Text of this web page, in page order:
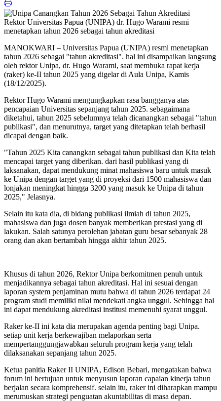
Rektor Universitas Papua (UNIPA) dr. Hugo Warami resmi
menetapkan tahun 2026 sebagai tahun akreditasi
MANOKWARI – Universitas Papua (UNIPA) resmi menetapkan
tahun 2026 sebagai "tahun akreditasi". hal ini disampaikan langsung
oleh rektor Unipa, dr. Hugo Warami, saat membuka rapat kerja
(raker) ke-II tahun 2025 yang digelar di Aula Unipa, Kamis
(18/12/2025).
Rektor Hugo Warami mengungkapkan rasa bangganya atas
pencapaian Universitas sepanjang tahun 2025. sebagaimana
diketahui, tahun 2025 sebelumnya telah dicanangkan sebagai "tahun
publikasi", dan menurutnya, target yang ditetapkan telah berhasil
dicapai dengan baik.
"Tahun 2025 Kita canangkan sebagai tahun publikasi dan Kita telah
mencapai target yang diberikan. dari hasil publikasi yang di
laksanakan, dapat mendukung minat mahasiswa baru untuk masuk
ke Unipa dengan target yang di proyeksi dari 1500 mahasiswa dan
lonjakan meningkat hingga 3200 yang masuk ke Unipa di tahun
2025," Jelasnya.
Selain itu kata dia, di bidang publikasi ilmiah di tahun 2025,
mahasiswa dan juga dosen banyak memberikan prestasi yang di
lakukan. Salah satunya perolehan jabatan guru besar sebanyak 28
orang dan akan bertambah hingga akhir tahun 2025.
Khusus di tahun 2026, Rektor Unipa berkomitmen penuh untuk
menjadikannya sebagai tahun akreditasi. Hal ini sesuai dengan
laporan system penjaminan mutu bahwa di tahun 2026 terdapat 24
program studi memiliki nilai mendekati angka unggul. Sehingga hal
ini dapat mendukung akreditasi institusi memenuhi syarat unggul.
Raker ke-II ini kata dia merupakan agenda penting bagi Unipa.
setiap unit kerja berkewajiban melaporkan serta
mempertanggungjawabkan seluruh program kerja yang telah
dilaksanakan sepanjang tahun 2025.
Ketua panitia Raker II UNIPA, Edison Bebari, mengatakan bahwa
forum ini bertujuan untuk menyusun laporan capaian kinerja tahun
berjalan secara komprehensif. selain itu, raker ini diharapkan mampu
merumuskan strategi penguatan akuntabilitas di masa depan.